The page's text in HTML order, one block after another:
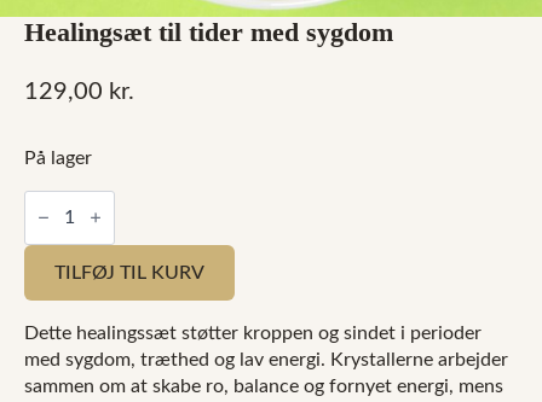
Healingsæt til tider med sygdom
129,00 kr.
På lager
Healingsæt
til
med
sygdom
antal
TILFØJ TIL KURV
Dette healingssæt støtter kroppen og sindet i perioder
med sygdom, træthed og lav energi. Krystallerne arbejder
sammen om at skabe ro, balance og fornyet energi, mens